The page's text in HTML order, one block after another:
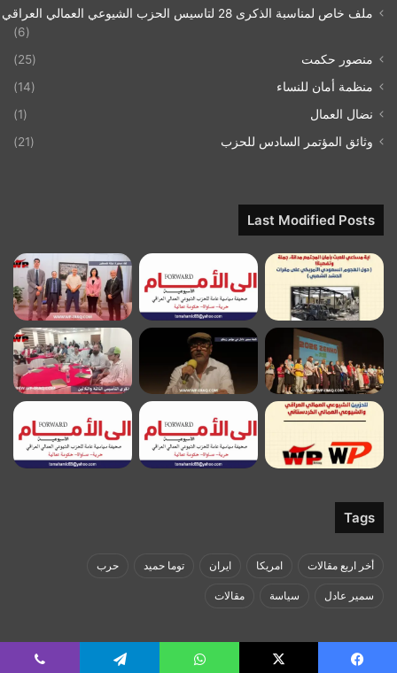
ملف خاص لمناسبة الذكرى 28 لتاسيس الحزب الشيوعي العمالي العراقي 1993/07/21
(6)
منصور حكمت
(25)
منظمة أمان للنساء
(14)
نضال العمال
(1)
وثائق المؤتمر السادس للحزب
(21)
Last Modified Posts
Tags
أخر اربع مقالات امريكا ايران توما حميد حرب
سمير عادل سياسة مقالات